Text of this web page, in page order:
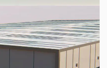
们的活动，而不必担心溢
，因为耐用的 PC 材料确
这意味着需要更少的更换，